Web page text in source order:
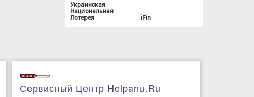
Украинская
Национальная
Лотерея
iFin
Сервисный Центр Helpanu.ru